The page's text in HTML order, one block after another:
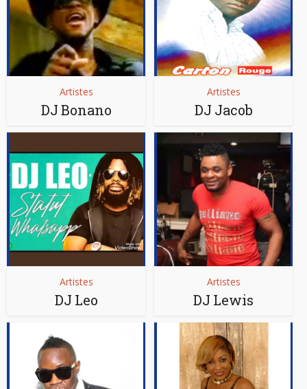
Artistes
DJ Bonano
Artistes
DJ Jacob
Artistes
DJ Leo
Artistes
DJ Lewis